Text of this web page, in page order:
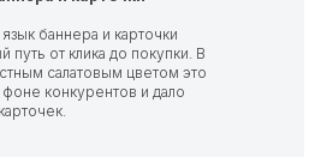
баннера и карточки
путь от клика до покупки. В
салатовым цветом это
конкурентов и дало